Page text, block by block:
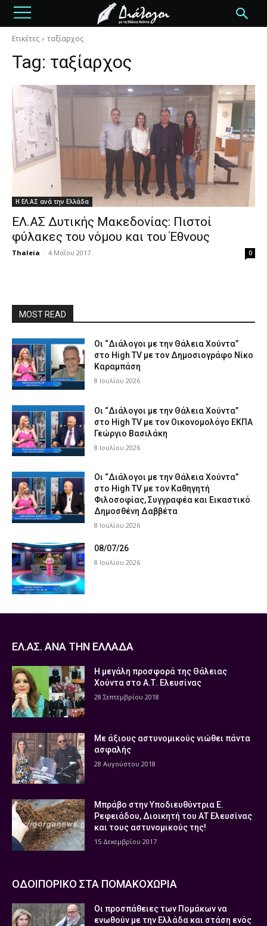
Ετικέτες ταξίαρχος
Tag: ταξίαρχος
Η ΕΛ.ΑΣ ανά την Ελλάδα
ΕΛ.ΑΣ Δυτικής Μακεδονίας: Πιστοί
φύλακες του νόμου και του Έθνους
Thaleia - 4 Μαΐου 2017 0
MOST READ
Οι “Διάλογοι με την Θάλεια Χούντα”
στο High TV με τον Δημοσιογράφο Νίκο
Καραμπάση
8 Ιουλίου 2026
Οι “Διάλογοι με την Θάλεια Χούντα”
στο High TV με τον Οικονομολόγο ΕΚΠΑ
Γεώργιο Βασιλάκη
8 Ιουλίου 2026
Οι “Διάλογοι με την Θάλεια Χούντα”
στο High TV με τον Καθηγητή
Φιλοσοφίας, Συγγραφέα και Εικαστικό
Δημοσθένη Δαββέτα
8 Ιουλίου 2026
08/07/26
8 Ιουλίου 2026
ΕΛ.ΑΣ. ΑΝΑ ΤΗΝ ΕΛΛΑΔΑ
Η μεγάλη προσφορά της Θάλειας
Χούντα στο Α.Τ. Ελευσίνας
28 Σεπτεμβρίου 2018
Με άξιους αστυνομικούς νιώθει πάντα
ασφαλής
28 Αυγούστου 2018
Μπράβο στην Υποδιευθύντρια Ε.
Ρεφειάδου, Διοικητή του ΑΤ Ελευσίνας
και τους αστυνομικούς της!
15 Δεκεμβρίου 2017
ΟΔΟΙΠΟΡΙΚΟ ΣΤΑ ΠΟΜΑΚΟΧΩΡΙΑ
Οι προσπάθειες των Πομάκων να
ενωθούν με την Ελλάδα και στάση ενός